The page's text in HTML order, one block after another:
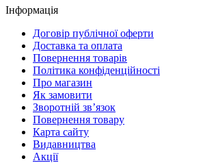
Інформація
Договір публічної оферти
Доставка та оплата
Повернення товарів
Політика конфіденційності
Про магазин
Як замовити
Зворотній зв’язок
Повернення товару
Карта сайту
Видавництва
Акції